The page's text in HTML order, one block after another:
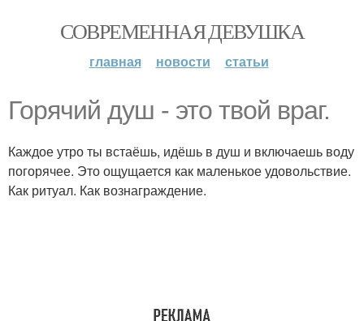
СОВРЕМЕННАЯ ДЕВУШКА
главная новости статьи
Горячий душ - это твой враг.
Каждое утро ты встаёшь, идёшь в душ и включаешь воду
погорячее. Это ощущается как маленькое удовольствие.
Как ритуал. Как вознаграждение.